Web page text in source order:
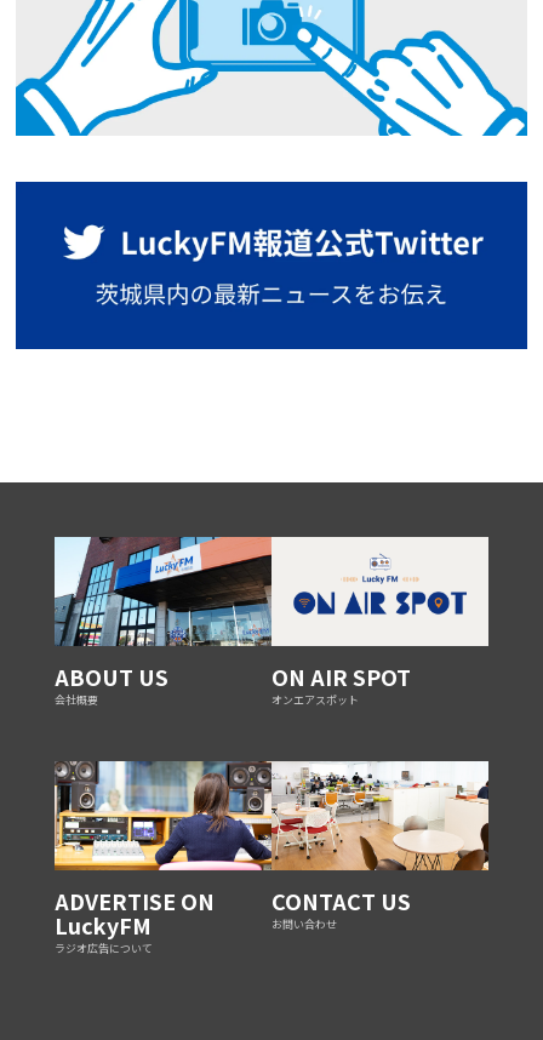
ABOUT US
会社概要
ON AIR SPOT
オンエアスポット
ADVERTISE ON
LuckyFM
ラジオ広告について
CONTACT US
お問い合わせ